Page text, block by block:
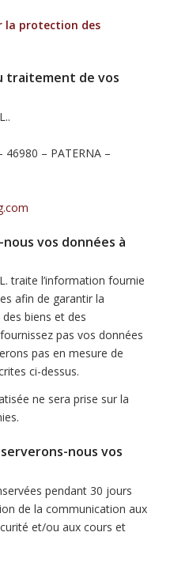
la protection des
traitement de vos
46980 – PATERNA –
vos données à
traite l’information fournie
afin de garantir la
biens et des
pas vos données
pas en mesure de
ci-dessus.
ne sera prise sur la
nous vos
pendant 30 jours
de la communication aux
et/ou aux cours et